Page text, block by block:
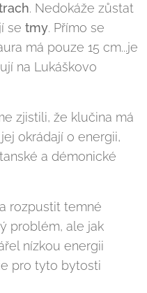
. Nedokáže zůstat
se tmy. Přímo se
má pouze 15 cm...je
na Lukáškovo
zjistili, že klučina má
okrádají o energii,
a démonické
rozpustit temné
problém, ale jak
nízkou energii
pro tyto bytosti